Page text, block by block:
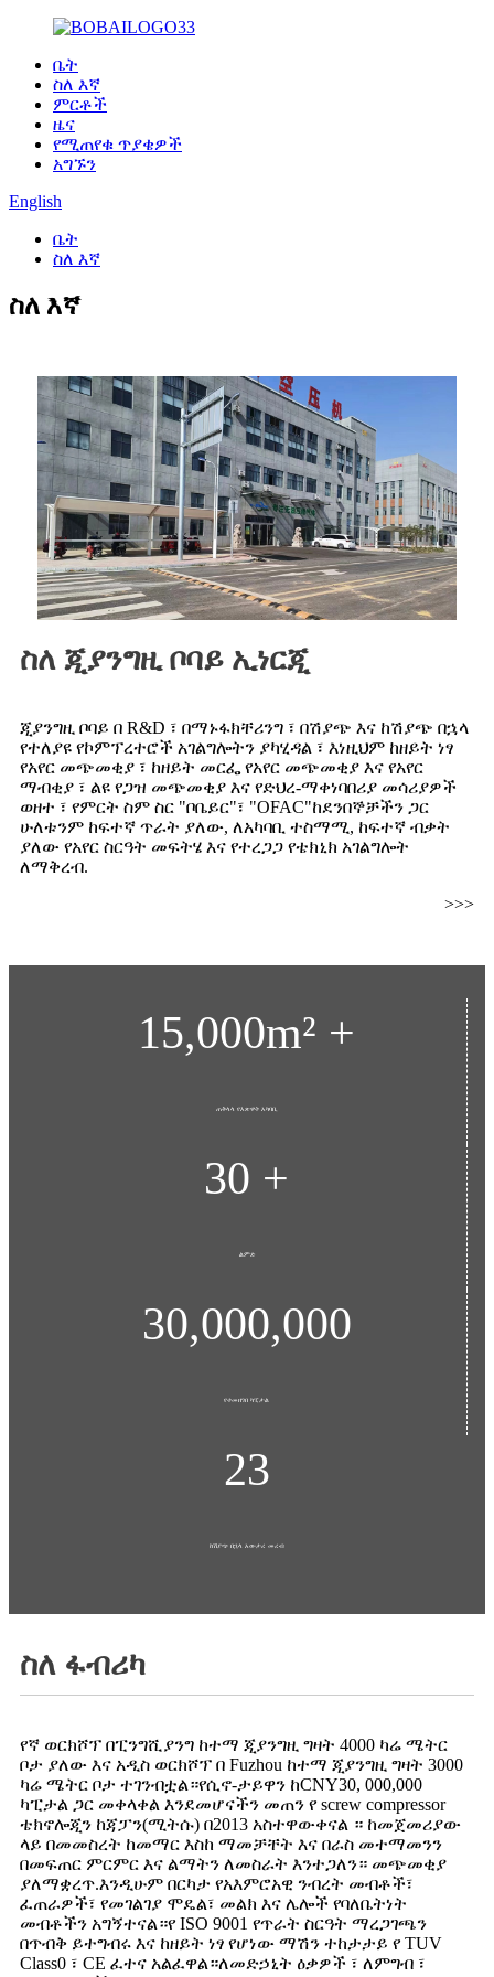
ቤት
ስለ እኛ
ምርቶች
ዜና
የሚጠየቁ ጥያቄዎች
አግኙን
English
ቤት
ስለ እኛ
ስለ እኛ
ስለ ጂያንግዚ ቦባይ ኢነርጂ
ጂያንግዚ ቦባይ በ R&D ፣ በማኑፋክቸሪንግ ፣ በሽያጭ እና ከሽያጭ በኋላ
የተለያዩ የኮምፕረተሮች አገልግሎትን ያካሂዳል ፣ እነዚህም ከዘይት ነፃ
የአየር መጭመቂያ ፣ ከዘይት መርፌ የአየር መጭመቂያ እና የአየር
ማብቂያ ፣ ልዩ የጋዝ መጭመቂያ እና የድህረ-ማቀነባበሪያ መሳሪያዎች
ወዘተ ፣ የምርት ስም ስር "ቦቤይር"፣ "OFAC"ከደንበኞቻችን ጋር
ሁለቱንም ከፍተኛ ጥራት ያለው, ለአካባቢ ተስማሚ, ከፍተኛ ብቃት
ያለው የአየር ስርዓት መፍትሄ እና የተረጋጋ የቴክኒክ አገልግሎት
ለማቅረብ.
>>>
15,000m² +
ጠቅላላ የእጽዋት አካባቢ
30 +
ልምድ
30,000,000
የተመዘገበ ካፒታል
23
ከሽያጭ በኋላ አውታረ መረብ
ስለ ፋብሪካ
የኛ ወርክሾፕ በፒንግሺያንግ ከተማ ጂያንግዚ ግዛት 4000 ካሬ ሜትር
ቦታ ያለው እና አዲስ ወርክሾፕ በ Fuzhou ከተማ ጂያንግዚ ግዛት 3000
ካሬ ሜትር ቦታ ተገንብቷል።የሲኖ-ታይዋን ከCNY30, 000,000
ካፒታል ጋር መቀላቀል እንደመሆናችን መጠን የ screw compressor
ቴክኖሎጂን ከጃፓን(ሚትሱ) በ2013 አስተዋውቀናል ። ከመጀመሪያው
ላይ በመመስረት ከመማር እስከ ማመቻቸት እና በራስ መተማመንን
በመፍጠር ምርምር እና ልማትን ለመስራት እንተጋለን። መጭመቂያ
ያለማቋረጥ.እንዲሁም በርካታ የአእምሮአዊ ንብረት መብቶች፣
ፈጠራዎች፣ የመገልገያ ሞዴል፣ መልክ እና ሌሎች የባለቤትነት
መብቶችን አግኝተናል።የ ISO 9001 የጥራት ስርዓት ማረጋገጫን
በጥብቅ ይተግብሩ እና ከዘይት ነፃ የሆነው ማሽን ተከታታይ የ TUV
Class0 ፣ CE ፈተና አልፈዋል።ለመድኃኒት ዕቃዎች ፣ ለምግብ ፣